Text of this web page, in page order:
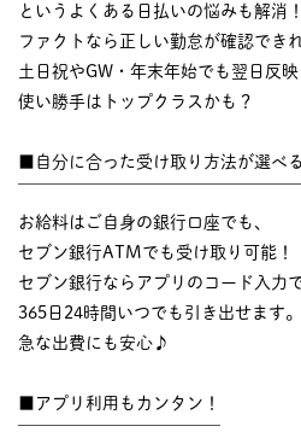
というよくある日払いの悩みも解消！
ファクトなら正しい勤怠が確認できれ
土日祝やGW・年末年始でも翌日反
使い勝手はトップクラスかも？
■自分に合った受け取り方法が選べ
お給料はご自身の銀行口座でも、
セブン銀行ATMでも受け取り可能！
セブン銀行ならアプリのコード入力で
365日24時間いつでも引き出せます。
急な出費にも安心♪
■アプリ利用もカンタン！